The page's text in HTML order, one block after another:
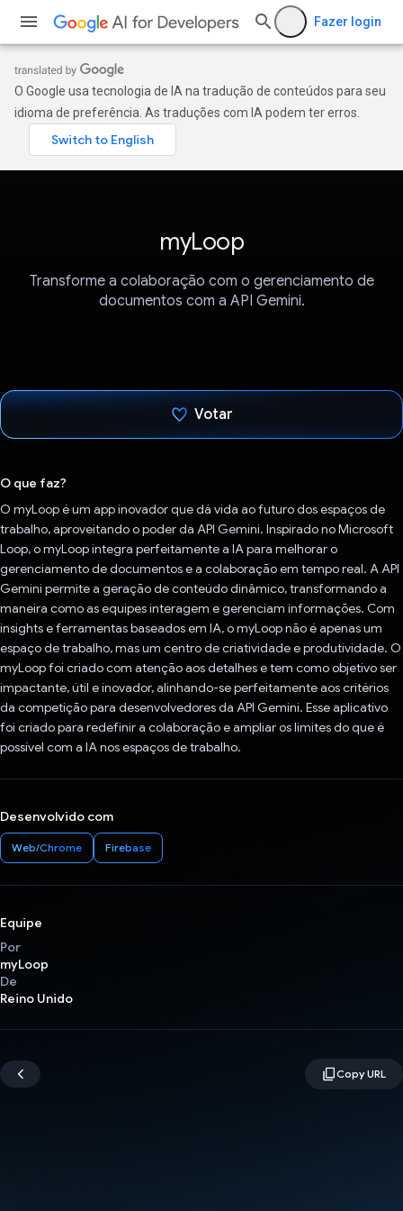
Fazer login
O Google usa tecnologia de IA na tradução de conteúdos para seu
idioma de preferência. As traduções com IA podem ter erros.
myLoop
Transforme a colaboração com o gerenciamento de
documentos com a API Gemini.
Votar
O que faz?
O myLoop é um app inovador que dá vida ao futuro dos espaços de
trabalho, aproveitando o poder da API Gemini. Inspirado no Microsoft
Loop, o myLoop integra perfeitamente a IA para melhorar o
gerenciamento de documentos e a colaboração em tempo real. A API
Gemini permite a geração de conteúdo dinâmico, transformando a
maneira como as equipes interagem e gerenciam informações. Com
insights e ferramentas baseados em IA, o myLoop não é apenas um
espaço de trabalho, mas um centro de criatividade e produtividade. O
myLoop foi criado com atenção aos detalhes e tem como objetivo ser
impactante, útil e inovador, alinhando-se perfeitamente aos critérios
da competição para desenvolvedores da API Gemini. Esse aplicativo
foi criado para redefinir a colaboração e ampliar os limites do que é
possível com a IA nos espaços de trabalho.
Desenvolvido com
Web/Chrome Firebase
Equipe
Por
myLoop
De
Reino Unido